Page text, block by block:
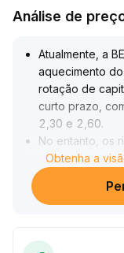
Análise de
Atualmente, a
aquecimento
rotação de
curto prazo,
2,30 e 2,60.
No entanto, os
significativos.
A
liquidações,
O baixo nível de
Obtenha a